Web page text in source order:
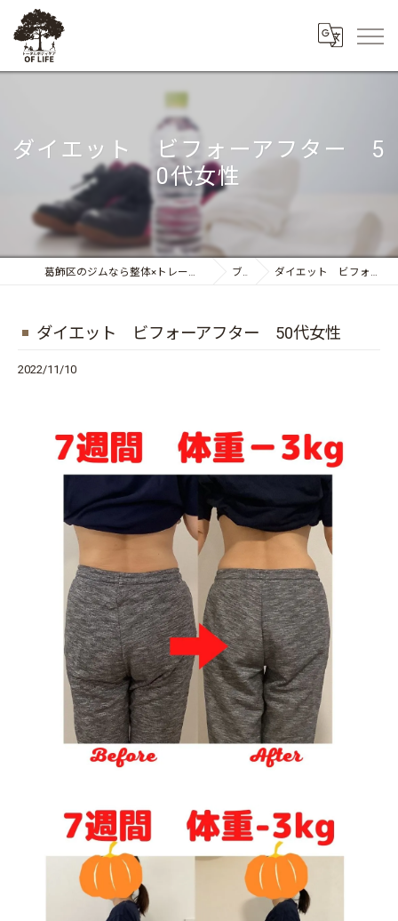
ダイエット ビフォーアフター 5
0代女性
葛飾区のジムなら整体×トレーニング トータルボディケア OF LIFE ブログ ダイエット ビフォーアフター 50代女性
ダイエット ビフォーアフター 50代女性
2022/11/10